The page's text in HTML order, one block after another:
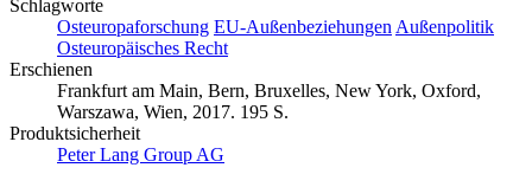
Schlagworte
Osteuropaforschung EU-Außenbeziehungen Außenpolitik
Osteuropäisches Recht
Erschienen
Frankfurt am Main, Bern, Bruxelles, New York, Oxford,
Warszawa, Wien, 2017. 195 S.
Produktsicherheit
Peter Lang Group AG